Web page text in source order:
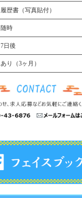
履歴書（写真貼付）
随時
7日後
あり（3ヶ月）